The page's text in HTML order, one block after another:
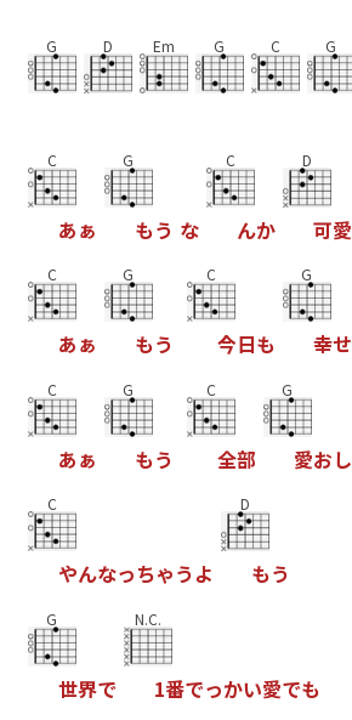
G D Em G C G
C
あぁ
G
もう な
C
んか
D
可愛
C
あぁ
G
もう
C
今日も
G
幸せ
C
あぁ
G
もう
C
全部
G
愛おし
C
やんなっちゃう よ
D
もう
G
世界で
N.C.
1番でっかい愛でも